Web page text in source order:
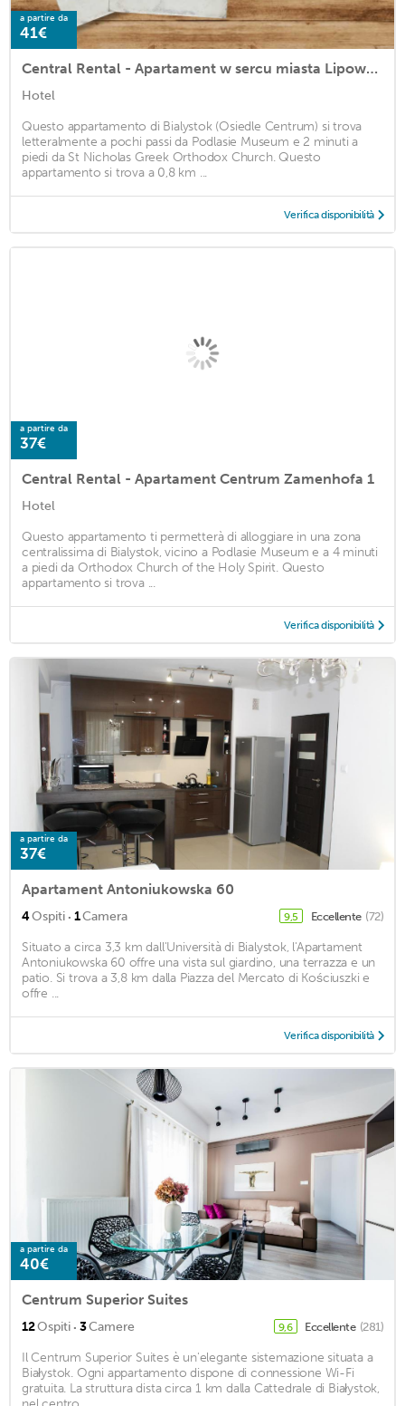
a partire da
41€
Central Rental - Apartament w sercu miasta Lipowa 1
Hotel
Questo appartamento di Bialystok (Osiedle Centrum) si trova
letteralmente a pochi passi da Podlasie Museum e 2 minuti a
piedi da St Nicholas Greek Orthodox Church. Questo
appartamento si trova a 0,8 km ...
Verifica disponibilità
a partire da
37€
Central Rental - Apartament Centrum Zamenhofa 1
Hotel
Questo appartamento ti permetterà di alloggiare in una zona
centralissima di Bialystok, vicino a Podlasie Museum e a 4 minuti
a piedi da Orthodox Church of the Holy Spirit. Questo
appartamento si trova ...
Verifica disponibilità
a partire da
37€
Apartament Antoniukowska 60
4Ospiti · 1Camera 9,5 Eccellente (72)
Situato a circa 3,3 km dall'Università di Bialystok, l'Apartament
Antoniukowska 60 offre una vista sul giardino, una terrazza e un
patio. Si trova a 3,8 km dalla Piazza del Mercato di Kościuszki e
offre ...
Verifica disponibilità
a partire da
40€
Centrum Superior Suites
12Ospiti · 3Camere 9,6 Eccellente (281)
Il Centrum Superior Suites è un'elegante sistemazione situata a
Białystok. Ogni appartamento dispone di connessione Wi-Fi
gratuita. La struttura dista circa 1 km dalla Cattedrale di Białystok,